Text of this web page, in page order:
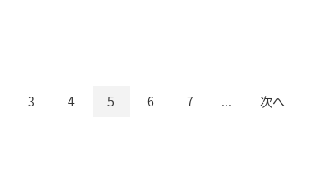
3 4 5 6 7 ... 次へ